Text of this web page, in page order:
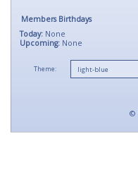
Members Birthdays
Today: None
Upcoming: None
Theme:
©